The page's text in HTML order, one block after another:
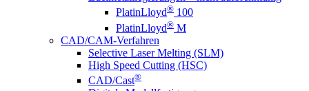
PlatinLloyd® 100
PlatinLloyd® M
CAD/CAM-Verfahren
Selective Laser Melting (SLM)
High Speed Cutting (HSC)
CAD/Cast®